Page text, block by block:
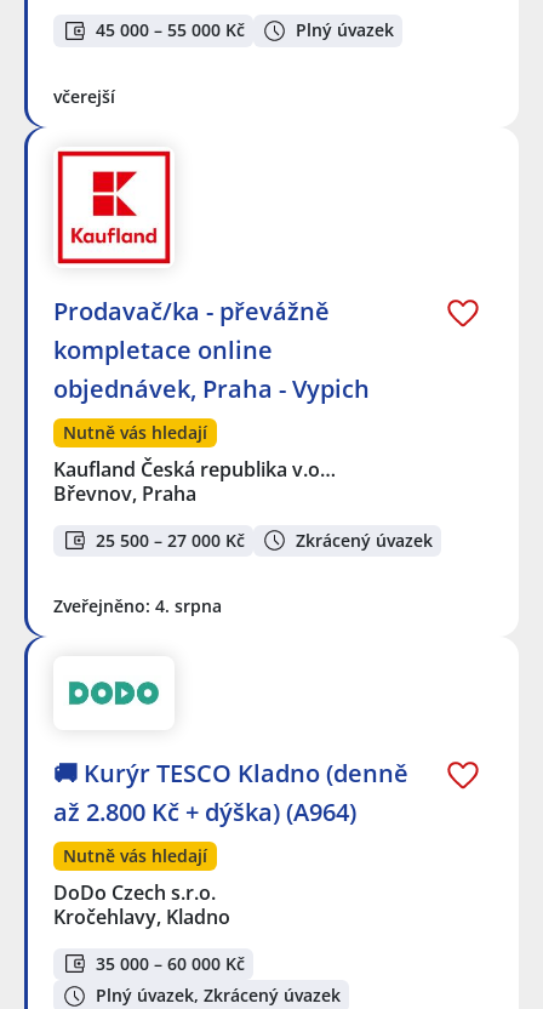
45 000 – 55 000 Kč Plný úvazek
včerejší
Prodavač/ka - převážně
kompletace online
objednávek, Praha - Vypich
Nutně vás hledají
Kaufland Česká republika v.o…
Břevnov, Praha
25 500 – 27 000 Kč Zkrácený úvazek
Zveřejněno: 4. srpna
🚚 Kurýr TESCO Kladno (denně
až 2.800 Kč + dýška) (A964)
Nutně vás hledají
DoDo Czech s.r.o.
Kročehlavy, Kladno
35 000 – 60 000 Kč
Plný úvazek, Zkrácený úvazek